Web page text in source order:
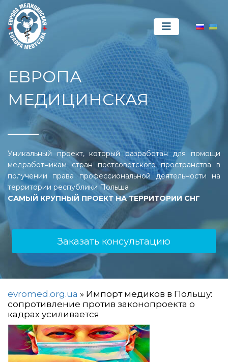
ЕВРОПА
МЕДИЦИНСКАЯ
Уникальный проект, который разработан для помощи
медработникам стран постсоветского пространства в
получении права профессиональной деятельности на
территории республики Польша
САМЫЙ КРУПНЫЙ ПРОЕКТ НА ТЕРРИТОРИИ СНГ
Заказать консультацию
evromed.org.ua » Импорт медиков в Польшу:
сопротивление против законопроекта о
кадрах усиливается